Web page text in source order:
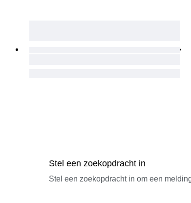
Stel een zoekopdracht in
Stel een zoekopdracht in om een